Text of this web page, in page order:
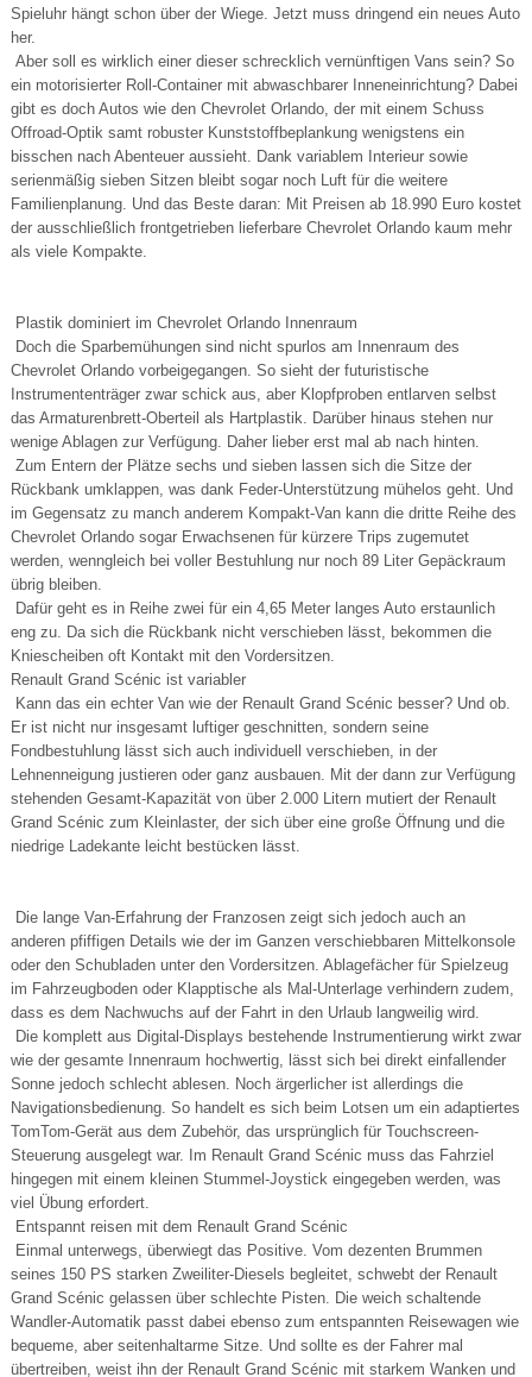
Spieluhr hängt schon über der Wiege. Jetzt muss dringend ein neues Auto
her.
Aber soll es wirklich einer dieser schrecklich vernünftigen Vans sein? So
ein motorisierter Roll-Container mit abwaschbarer Inneneinrichtung? Dabei
gibt es doch Autos wie den Chevrolet Orlando, der mit einem Schuss
Offroad-Optik samt robuster Kunststoffbeplankung wenigstens ein
bisschen nach Abenteuer aussieht. Dank variablem Interieur sowie
serienmäßig sieben Sitzen bleibt sogar noch Luft für die weitere
Familienplanung. Und das Beste daran: Mit Preisen ab 18.990 Euro kostet
der ausschließlich frontgetrieben lieferbare Chevrolet Orlando kaum mehr
als viele Kompakte.
Plastik dominiert im Chevrolet Orlando Innenraum
Doch die Sparbemühungen sind nicht spurlos am Innenraum des
Chevrolet Orlando vorbeigegangen. So sieht der futuristische
Instrumententräger zwar schick aus, aber Klopfproben entlarven selbst
das Armaturenbrett-Oberteil als Hartplastik. Darüber hinaus stehen nur
wenige Ablagen zur Verfügung. Daher lieber erst mal ab nach hinten.
Zum Entern der Plätze sechs und sieben lassen sich die Sitze der
Rückbank umklappen, was dank Feder-Unterstützung mühelos geht. Und
im Gegensatz zu manch anderem Kompakt-Van kann die dritte Reihe des
Chevrolet Orlando sogar Erwachsenen für kürzere Trips zugemutet
werden, wenngleich bei voller Bestuhlung nur noch 89 Liter Gepäckraum
übrig bleiben.
Dafür geht es in Reihe zwei für ein 4,65 Meter langes Auto erstaunlich
eng zu. Da sich die Rückbank nicht verschieben lässt, bekommen die
Kniescheiben oft Kontakt mit den Vordersitzen.
Renault Grand Scénic ist variabler
Kann das ein echter Van wie der Renault Grand Scénic besser? Und ob.
Er ist nicht nur insgesamt luftiger geschnitten, sondern seine
Fondbestuhlung lässt sich auch individuell verschieben, in der
Lehnenneigung justieren oder ganz ausbauen. Mit der dann zur Verfügung
stehenden Gesamt-Kapazität von über 2.000 Litern mutiert der Renault
Grand Scénic zum Kleinlaster, der sich über eine große Öffnung und die
niedrige Ladekante leicht bestücken lässt.
Die lange Van-Erfahrung der Franzosen zeigt sich jedoch auch an
anderen pfiffigen Details wie der im Ganzen verschiebbaren Mittelkonsole
oder den Schubladen unter den Vordersitzen. Ablagefächer für Spielzeug
im Fahrzeugboden oder Klapptische als Mal-Unterlage verhindern zudem,
dass es dem Nachwuchs auf der Fahrt in den Urlaub langweilig wird.
Die komplett aus Digital-Displays bestehende Instrumentierung wirkt zwar
wie der gesamte Innenraum hochwertig, lässt sich bei direkt einfallender
Sonne jedoch schlecht ablesen. Noch ärgerlicher ist allerdings die
Navigationsbedienung. So handelt es sich beim Lotsen um ein adaptiertes
TomTom-Gerät aus dem Zubehör, das ursprünglich für Touchscreen-
Steuerung ausgelegt war. Im Renault Grand Scénic muss das Fahrziel
hingegen mit einem kleinen Stummel-Joystick eingegeben werden, was
viel Übung erfordert.
Entspannt reisen mit dem Renault Grand Scénic
Einmal unterwegs, überwiegt das Positive. Vom dezenten Brummen
seines 150 PS starken Zweiliter-Diesels begleitet, schwebt der Renault
Grand Scénic gelassen über schlechte Pisten. Die weich schaltende
Wandler-Automatik passt dabei ebenso zum entspannten Reisewagen wie
bequeme, aber seitenhaltarme Sitze. Und sollte es der Fahrer mal
übertreiben, weist ihn der Renault Grand Scénic mit starkem Wanken und